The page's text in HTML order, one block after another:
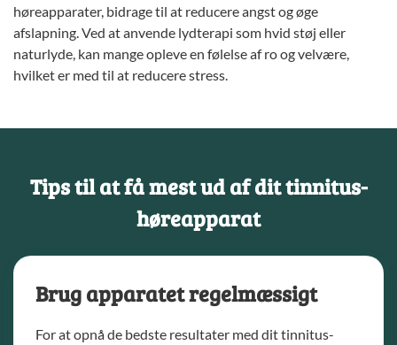
høreapparater, bidrage til at reducere angst og øge
afslapning. Ved at anvende lydterapi som hvid støj eller
naturlyde, kan mange opleve en følelse af ro og velvære,
hvilket er med til at reducere stress.
Tips til at få mest ud af dit tinnitus-
høreapparat
Brug apparatet regelmæssigt
For at opnå de bedste resultater med dit tinnitus-